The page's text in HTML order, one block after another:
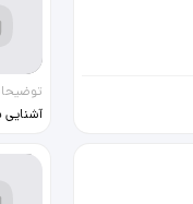
آشنایی
و